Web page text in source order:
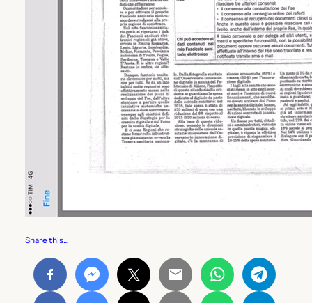
Share this…